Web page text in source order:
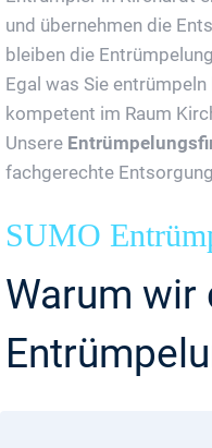
und übernehmen die
bleiben die
Egal was Sie
kompetent im Raum
Unsere
fachgerechte
SUMO
Warum wir